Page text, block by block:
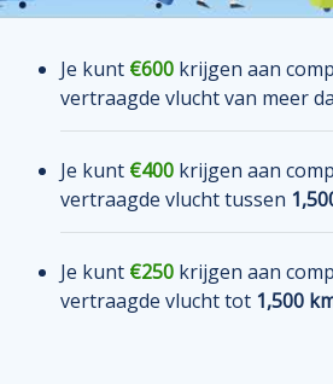
Je kunt €600 krijgen aan
vertraagde vlucht van meer
Je kunt €400 krijgen aan
vertraagde vlucht tussen
Je kunt €250 krijgen aan
vertraagde vlucht tot 1,500